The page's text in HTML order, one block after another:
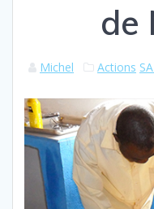
de
Michel Actions